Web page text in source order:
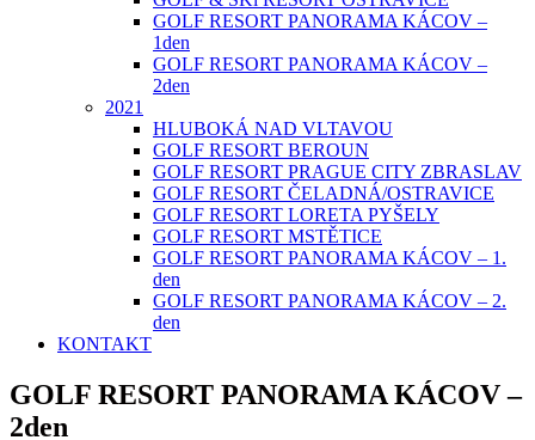
GOLF RESORT PANORAMA KÁCOV –
1den
GOLF RESORT PANORAMA KÁCOV –
2den
2021
HLUBOKÁ NAD VLTAVOU
GOLF RESORT BEROUN
GOLF RESORT PRAGUE CITY ZBRASLAV
GOLF RESORT ČELADNÁ/OSTRAVICE
GOLF RESORT LORETA PYŠELY
GOLF RESORT MSTĚTICE
GOLF RESORT PANORAMA KÁCOV – 1.
den
GOLF RESORT PANORAMA KÁCOV – 2.
den
KONTAKT
GOLF RESORT PANORAMA KÁCOV –
2den